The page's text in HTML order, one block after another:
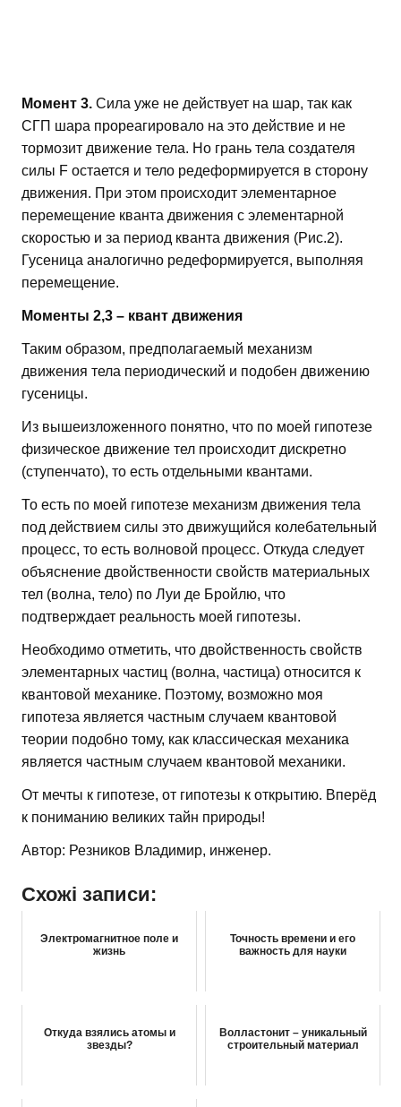
Момент 3. Сила уже не действует на шар, так как
СГП шара прореагировало на это действие и не
тормозит движение тела. Но грань тела создателя
силы F остается и тело редеформируется в сторону
движения. При этом происходит элементарное
перемещение кванта движения с элементарной
скоростью и за период кванта движения (Рис.2).
Гусеница аналогично редеформируется, выполняя
перемещение.
Моменты 2,3 – квант движения
Таким образом, предполагаемый механизм
движения тела периодический и подобен движению
гусеницы.
Из вышеизложенного понятно, что по моей гипотезе
физическое движение тел происходит дискретно
(ступенчато), то есть отдельными квантами.
То есть по моей гипотезе механизм движения тела
под действием силы это движущийся колебательный
процесс, то есть волновой процесс. Откуда следует
объяснение двойственности свойств материальных
тел (волна, тело) по Луи де Бройлю, что
подтверждает реальность моей гипотезы.
Необходимо отметить, что двойственность свойств
элементарных частиц (волна, частица) относится к
квантовой механике. Поэтому, возможно моя
гипотеза является частным случаем квантовой
теории подобно тому, как классическая механика
является частным случаем квантовой механики.
От мечты к гипотезе, от гипотезы к открытию. Вперёд
к пониманию великих тайн природы!
Автор: Резников Владимир, инженер.
Схожі записи:
Электромагнитное поле и
жизнь
Точность времени и его
важность для науки
Откуда взялись атомы и
звезды?
Волластонит – уникальный
строительный материал